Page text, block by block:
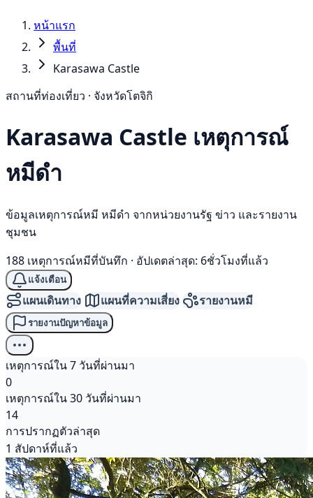
หน้าแรก
พื้นที่
Karasawa Castle
สถานที่ท่องเที่ยว · จังหวัดโตจิกิ
Karasawa Castle เหตุการณ์
หมีดำ
ข้อมูลเหตุการณ์หมี หมีดำ จากหน่วยงานรัฐ ข่าว และรายงาน
ชุมชน
188 เหตุการณ์หมีที่บันทึก · อัปเดตล่าสุด: 6ชั่วโมงที่แล้ว
แจ้งเตือน
แผนเดินทาง แผนที่ความเสี่ยง รายงานหมี
รายงานปัญหาข้อมูล
เหตุการณ์ใน 7 วันที่ผ่านมา
0
เหตุการณ์ใน 30 วันที่ผ่านมา
14
การปรากฏตัวล่าสุด
1 สัปดาห์ที่แล้ว